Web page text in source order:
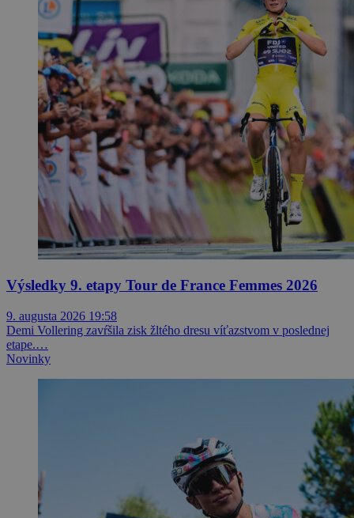
Výsledky 9. etapy Tour de France Femmes 2026
9. augusta 2026 19:58
Demi Vollering zavŕšila zisk žltého dresu víťazstvom v poslednej
etape.…
Novinky